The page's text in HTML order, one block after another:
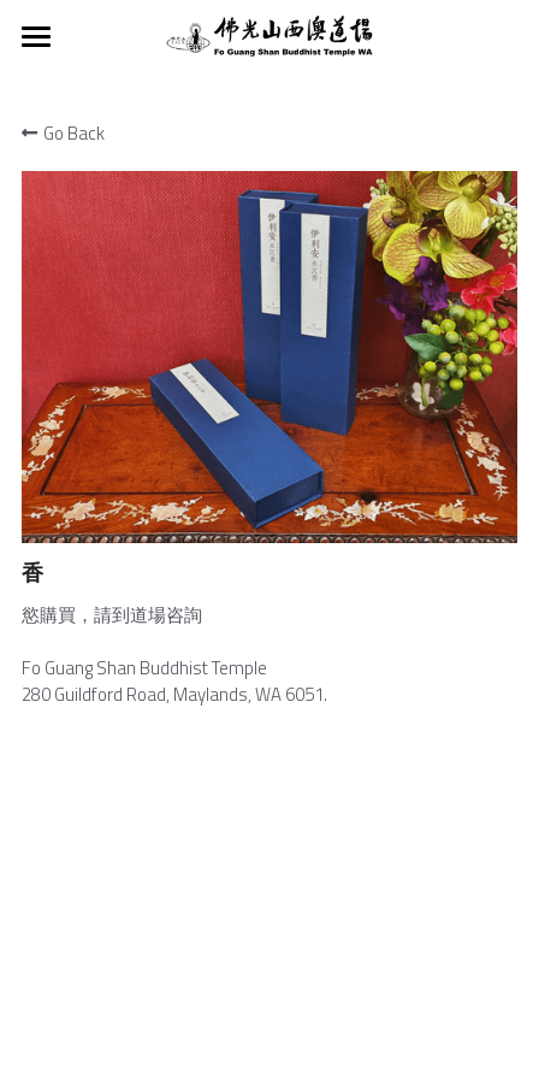
關於我們
西澳道場
星雲大師
佛光山寺
西澳協會
西澳青年團
西澳佛光童軍
西澳中華學校
參訪需知
近期活動
近期活動
服務項目
蔬食A計劃
法會修持
法會修持
皈依三寶典禮
社教課程
社教課程
兒童佛學班
禪修
茶禪讀書會
慈善捐款
慈善捐款
星雲大師教育基金會
西澳新聞
緬懷追憶
Search
English
Go Back
香
慾購買，請到道場咨詢
Fo Guang Shan Buddhist Temple
280 Guildford Road, Maylands, WA 6051.
STORE CATEGORIES
All Categories